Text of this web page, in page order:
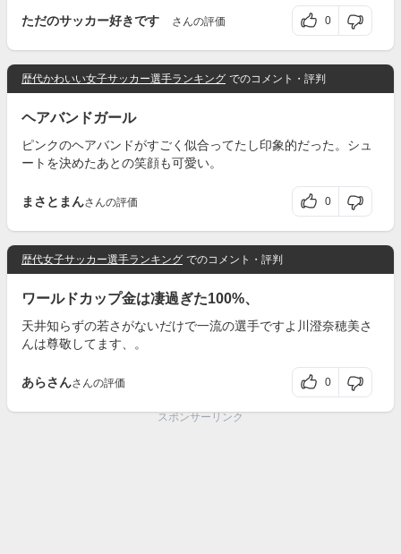
ただのサッカー好きです さんの評価 0
歴代かわいい女子サッカー選手ランキング でのコメント・評判
ヘアバンドガール
ピンクのヘアバンドがすごく似合ってたし印象的だった。シュ
ートを決めたあとの笑顔も可愛い。
まさとまんさんの評価 0
歴代女子サッカー選手ランキング でのコメント・評判
ワールドカップ金は凄過ぎた100%、
天井知らずの若さがないだけで一流の選手ですよ川澄奈穂美さ
んは尊敬してます、。
あらさんさんの評価 0
スポンサーリンク